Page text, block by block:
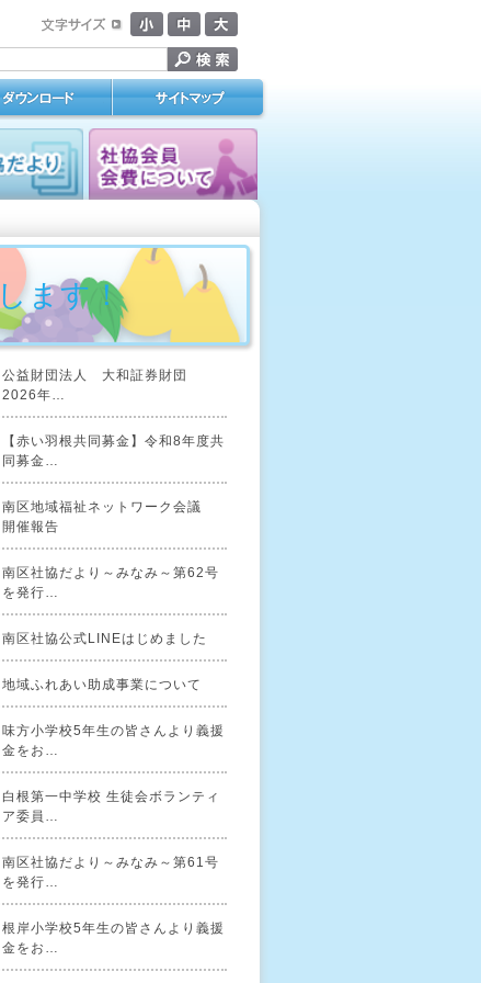
ます！
公益財団法人 大和証券財団
2026年…
【赤い羽根共同募金】令和8年度共
同募金…
南区地域福祉ネットワーク会議
開催報告
南区社協だより～みなみ～第62号
を発行…
南区社協公式LINEはじめました
地域ふれあい助成事業について
味方小学校5年生の皆さんより義援
金をお…
白根第一中学校 生徒会ボランティ
ア委員…
南区社協だより～みなみ～第61号
を発行…
根岸小学校5年生の皆さんより義援
金をお…